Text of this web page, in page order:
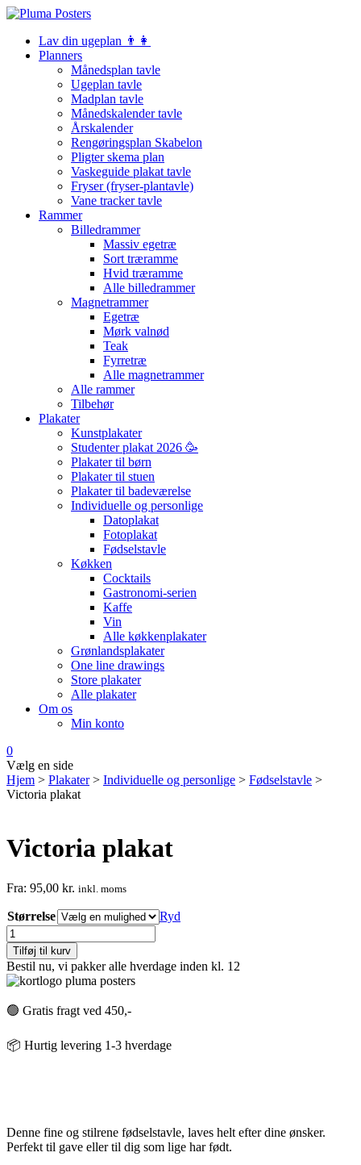
Lav din ugeplan 👨‍👩
Planners
Månedsplan tavle
Ugeplan tavle
Madplan tavle
Månedskalender tavle
Årskalender
Rengøringsplan Skabelon
Pligter skema plan
Vaskeguide plakat tavle
Fryser (fryser-plantavle)
Vane tracker tavle
Rammer
Billedrammer
Massiv egetræ
Sort træramme
Hvid træramme
Alle billedrammer
Magnetrammer
Egetræ
Mørk valnød
Teak
Fyrretræ
Alle magnetrammer
Alle rammer
Tilbehør
Plakater
Kunstplakater
Studenter plakat 2026 🥳
Plakater til børn
Plakater til stuen
Plakater til badeværelse
Individuelle og personlige
Datoplakat
Fotoplakat
Fødselstavle
Køkken
Cocktails
Gastronomi-serien
Kaffe
Vin
Alle køkkenplakater
Grønlandsplakater
One line drawings
Store plakater
Alle plakater
Om os
Min konto
0
Vælg en side
Hjem > Plakater> Individuelle og personlige > Fødselstavle >
Victoria plakat
Victoria plakat
Fra: 95,00 kr. inkl. moms
Størrelse
Ryd
Victoria
plakat
antal
Tilføj til kurv
Bestil nu, vi pakker alle hverdage inden kl. 12
🟢 Gratis fragt ved 450,-
📦 Hurtig levering 1-3 hverdage
Denne fine og stilrene fødselstavle, laves helt efter dine ønsker.
Perfekt til gave eller til dig som lige har født.